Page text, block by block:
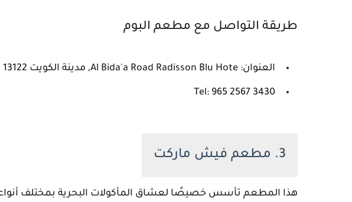
طريقة التواصل مع مطعم البوم
العنوان: ‪Al Bida'a Road‬ Radisson Blu Hote, مدينة الكويت 13122 الكويت
Tel: 965 2567 3430
3. مطعم فيش ماركت
هذا المطعم تأسس خصيصًا لعشاق المأكولات البحرية بمختلف